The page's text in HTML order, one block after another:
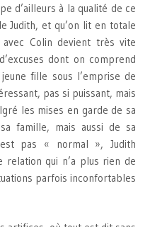
d’ailleurs à la qualité de ce
Judith, et qu’on lit en totale
Colin devient très vite
dont on comprend
fille sous l’emprise de
pas si puissant, mais
les mises en garde de sa
famille, mais aussi de sa
pas « normal », Judith
relation qui n’a plus rien de
parfois inconfortables